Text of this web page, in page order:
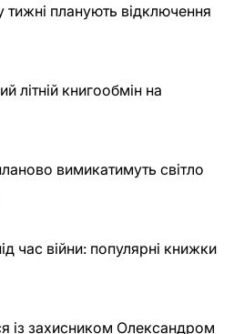
тижні планують відключення
літній книгообмін на
вимикатимуть світло
час війни: популярні книжки
із захисником Олександром